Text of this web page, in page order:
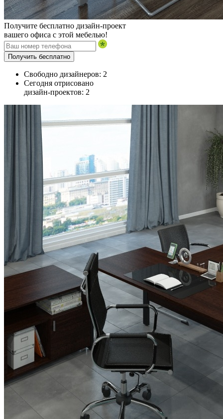
Получите бесплатно дизайн-проект
вашего офиса с этой мебелью!
Получить бесплатно
Свободно дизайнеров: 2
Сегодня отрисовано
дизайн-проектов: 2